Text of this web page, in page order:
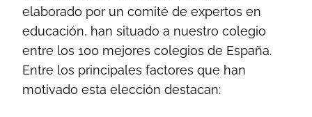
elaborado por un comité de expertos en
educación, han situado a nuestro colegio
entre los 100 mejores colegios de España.
Entre los principales factores que han
motivado esta elección destacan: